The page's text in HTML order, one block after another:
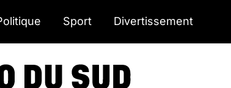
Sport Divertissement